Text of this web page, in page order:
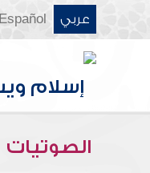
عربي Español
الصوتيات